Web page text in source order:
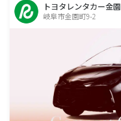
トヨタレンタカー金園
岐阜市金園町9-2